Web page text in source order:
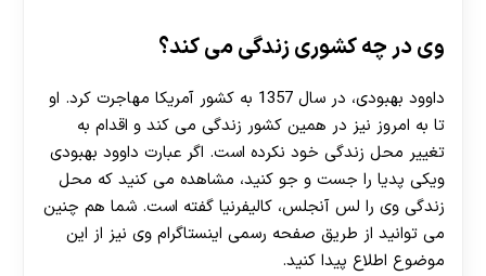
وی در چه کشوری زندگی می کند؟
داوود بهبودی، در سال 1357 به کشور آمریکا مهاجرت کرد. او
تا به امروز نیز در همین کشور زندگی می کند و اقدام به
تغییر محل زندگی خود نکرده است. اگر عبارت داوود بهبودی
ویکی پدیا را جست و جو کنید، مشاهده می کنید که محل
زندگی وی را لس آنجلس، کالیفرنیا گفته است. شما هم چنین
می توانید از طریق صفحه رسمی اینستاگرام وی نیز از این
موضوع اطلاع پیدا کنید.